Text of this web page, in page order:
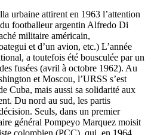
urbaine attirent en 1963 l’attention
footballeur argentin Alfredo Di
militaire américain,
et d’un avion, etc.) L’année
a toutefois été bousculée par un
fusées (avril à octobre 1962). Au
et Moscou, l’URSS s’est
Cuba, mais aussi sa solidarité aux
Du nord au sud, les partis
Seuls, dans un premier
général Pompeyo Marquez moisit
colombien (PCC), qui, en 1964,